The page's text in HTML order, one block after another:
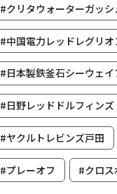
#クリタウォーターガッ
#中国電力レッドレグリオ
#日本製鉄釜石シーウェイ
#日野レッドドルフィンズ
#ヤクルトレビンズ戸田
#プレーオフ #クロス